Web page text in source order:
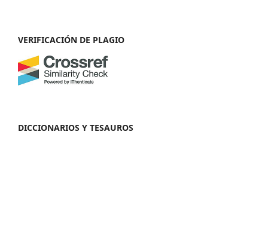
VERIFICACIÓN DE PLAGIO
DICCIONARIOS Y TESAUROS